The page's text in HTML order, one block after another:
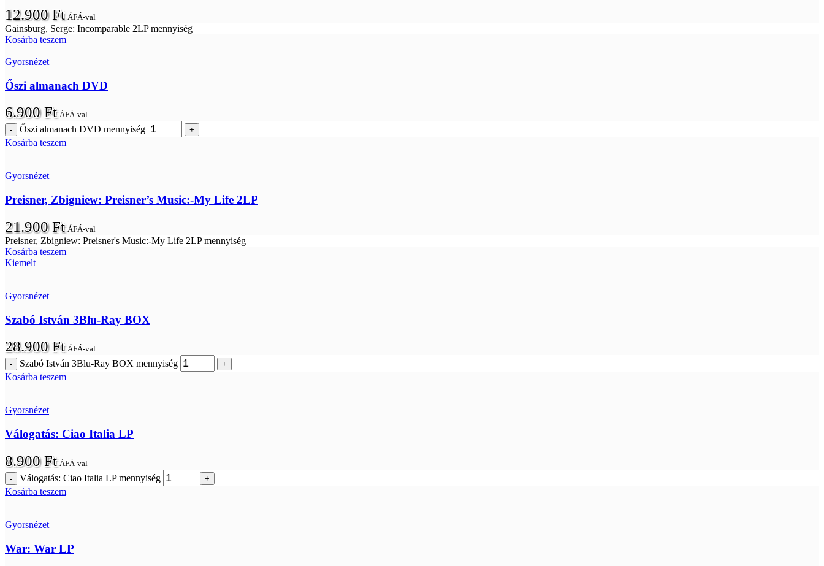
12.900Ft ÁFÁ-val
Gainsburg, Serge: Incomparable 2LP mennyiség
Kosárba teszem
Gyorsnézet
Őszi almanach DVD
6.900Ft ÁFÁ-val
Őszi almanach DVD mennyiség
Kosárba teszem
Gyorsnézet
Preisner, Zbigniew: Preisner’s Music:-My Life 2LP
21.900Ft ÁFÁ-val
Preisner, Zbigniew: Preisner's Music:-My Life 2LP mennyiség
Kosárba teszem
Kiemelt
Gyorsnézet
Szabó István 3Blu-Ray BOX
28.900Ft ÁFÁ-val
Szabó István 3Blu-Ray BOX mennyiség
Kosárba teszem
Gyorsnézet
Válogatás: Ciao Italia LP
8.900Ft ÁFÁ-val
Válogatás: Ciao Italia LP mennyiség
Kosárba teszem
Gyorsnézet
War: War LP